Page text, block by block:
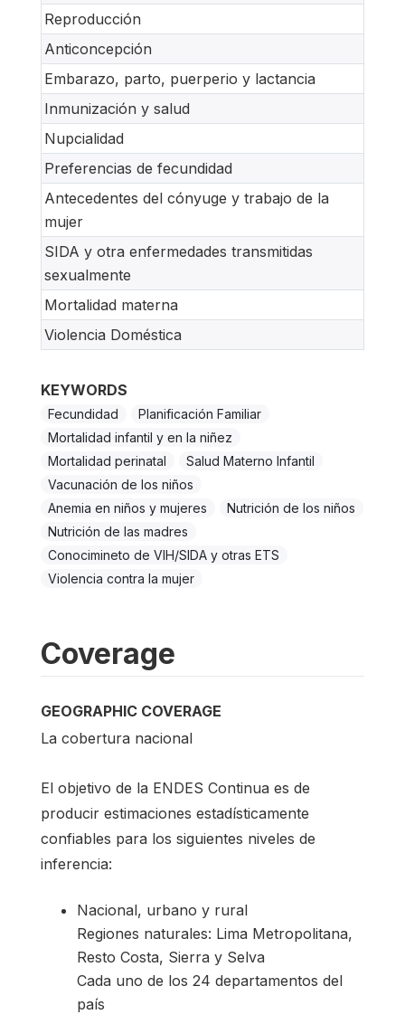
Reproducción
Anticoncepción
Embarazo, parto, puerperio y lactancia
Inmunización y salud
Nupcialidad
Preferencias de fecundidad
Antecedentes del cónyuge y trabajo de la
mujer
SIDA y otra enfermedades transmitidas
sexualmente
Mortalidad materna
Violencia Doméstica
KEYWORDS
Fecundidad
Planificación Familiar
Mortalidad infantil y en la niñez
Mortalidad perinatal
Salud Materno Infantil
Vacunación de los niños
Anemia en niños y mujeres
Nutrición de los niños
Nutrición de las madres
Conocimineto de VIH/SIDA y otras ETS
Violencia contra la mujer
Coverage
GEOGRAPHIC COVERAGE
La cobertura nacional
El objetivo de la ENDES Continua es de
producir estimaciones estadísticamente
confiables para los siguientes niveles de
inferencia:
Nacional, urbano y rural
Regiones naturales: Lima Metropolitana,
Resto Costa, Sierra y Selva
Cada uno de los 24 departamentos del
país